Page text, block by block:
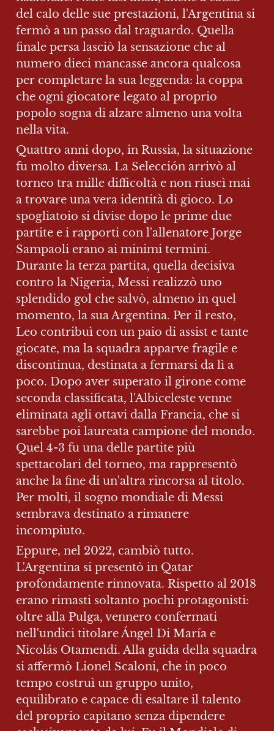
del calo delle sue prestazioni, l'Argentina si
fermò a un passo dal traguardo. Quella
finale persa lasciò la sensazione che al
numero dieci mancasse ancora qualcosa
per completare la sua leggenda: la coppa
che ogni giocatore legato al proprio
popolo sogna di alzare almeno una volta
nella vita.
Quattro anni dopo, in Russia, la situazione
fu molto diversa. La Selección arrivò al
torneo tra mille difficoltà e non riuscì mai
a trovare una vera identità di gioco. Lo
spogliatoio si divise dopo le prime due
partite e i rapporti con l'allenatore Jorge
Sampaoli erano ai minimi termini.
Durante la terza partita, quella decisiva
contro la Nigeria, Messi realizzò uno
splendido gol che salvò, almeno in quel
momento, la sua Argentina. Per il resto,
Leo contribuì con un paio di assist e tante
giocate, ma la squadra apparve fragile e
discontinua, destinata a fermarsi da lì a
poco. Dopo aver superato il girone come
seconda classificata, l'Albiceleste venne
eliminata agli ottavi dalla Francia, che si
sarebbe poi laureata campione del mondo.
Quel 4-3 fu una delle partite più
spettacolari del torneo, ma rappresentò
anche la fine di un'altra rincorsa al titolo.
Per molti, il sogno mondiale di Messi
sembrava destinato a rimanere
incompiuto.
Eppure, nel 2022, cambiò tutto.
L'Argentina si presentò in Qatar
profondamente rinnovata. Rispetto al 2018
erano rimasti soltanto pochi protagonisti:
oltre alla Pulga, vennero confermati
nell'undici titolare Ángel Di María e
Nicolás Otamendi. Alla guida della squadra
si affermò Lionel Scaloni, che in poco
tempo costruì un gruppo unito,
equilibrato e capace di esaltare il talento
del proprio capitano senza dipendere